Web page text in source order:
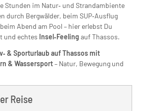
Stunden im Natur‑ und Strandambiente
durch Bergwälder, beim SUP‑Ausflug
Abend am Pool – hier erlebst Du
und echtes Insel‑Feeling auf Thassos.
& Sporturlaub auf Thassos mit
& Wassersport– Natur, Bewegung und
Reise